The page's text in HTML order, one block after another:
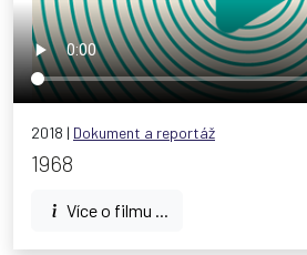
2018 | Dokument a reportáž
1968
Více o filmu ...